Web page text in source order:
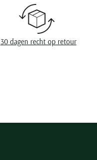
30 dagen recht op retour